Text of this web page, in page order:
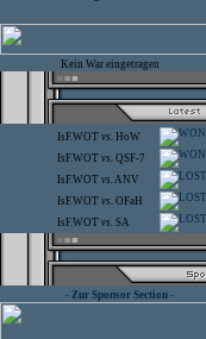
Kein War eingetragen
IsF.WOT vs. HoW
IsF.WOT vs. QSF-7
IsF.WOT vs.ANV
IsF.WOT vs. OFaH
IsF.WOT vs. SA
- Zur Sponsor Section -